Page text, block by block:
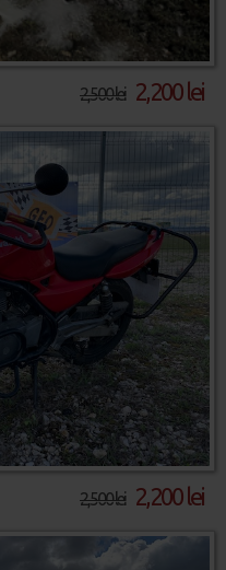
2,500 lei 2,200 lei
2,500 lei 2,200 lei